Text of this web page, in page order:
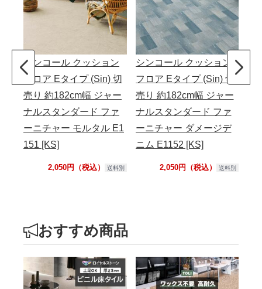
シンコール クッション
フロア Eタイプ (Sin) 切
売り 約182cm幅 ジャー
ナルスタンダード ファ
ーニチャー モルタル E1
151 [KS]
2,050円（税込） 送料別
シンコール クッション
フロア Eタイプ (Sin) 切
売り 約182cm幅 ジャー
ナルスタンダード ファ
ーニチャー ダメージデ
ニム E1152 [KS]
2,050円（税込） 送料別
おすすめ商品